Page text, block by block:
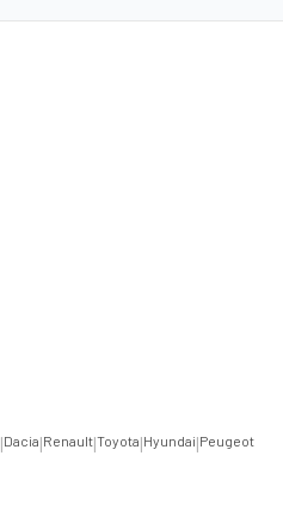
|Dacia|Renault|Toyota|Hyundai|Peugeot